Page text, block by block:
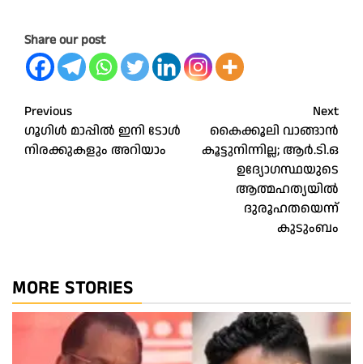
Share our post
Post
navigation
Previous
ഗൂഗിള്‍ മാപ്പില്‍ ഇനി ടോള്‍
നിരക്കുകളും അറിയാം
Next
കൈക്കൂലി വാങ്ങാൻ
കൂട്ടുനിന്നില്ല; ആർ.ടി.ഒ
ഉദ്യോഗസ്ഥയുടെ
ആത്മഹത്യയിൽ
ദുരൂഹതയെന്ന്
കുടുംബം
MORE STORIES